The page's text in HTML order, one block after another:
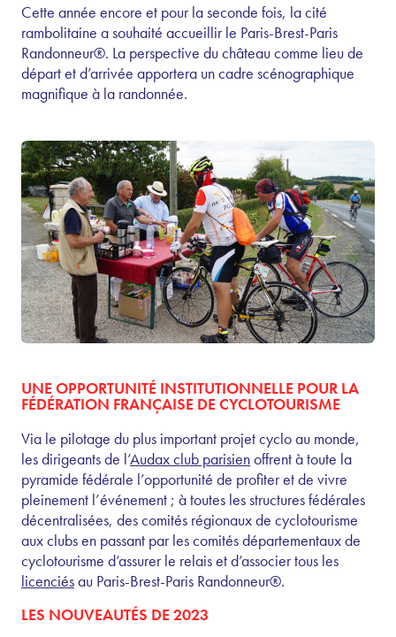
Cette année encore et pour la seconde fois, la cité
rambolitaine a souhaité accueillir le Paris-Brest-Paris
Randonneur®. La perspective du château comme lieu de
départ et d’arrivée apportera un cadre scénographique
magnifique à la randonnée.
UNE OPPORTUNITÉ INSTITUTIONNELLE POUR LA
FÉDÉRATION FRANÇAISE DE CYCLOTOURISME
Via le pilotage du plus important projet cyclo au monde,
les dirigeants de l’Audax club parisienoffrent à toute la
pyramide fédérale l’opportunité de profiter et de vivre
pleinement l’événement ; à toutes les structures fédérales
décentralisées, des comités régionaux de cyclotourisme
aux clubs en passant par les comités départementaux de
cyclotourisme d’assurer le relais et d’associer tous les
licenciésau Paris-Brest-Paris Randonneur®.
LES NOUVEAUTÉS DE 2023